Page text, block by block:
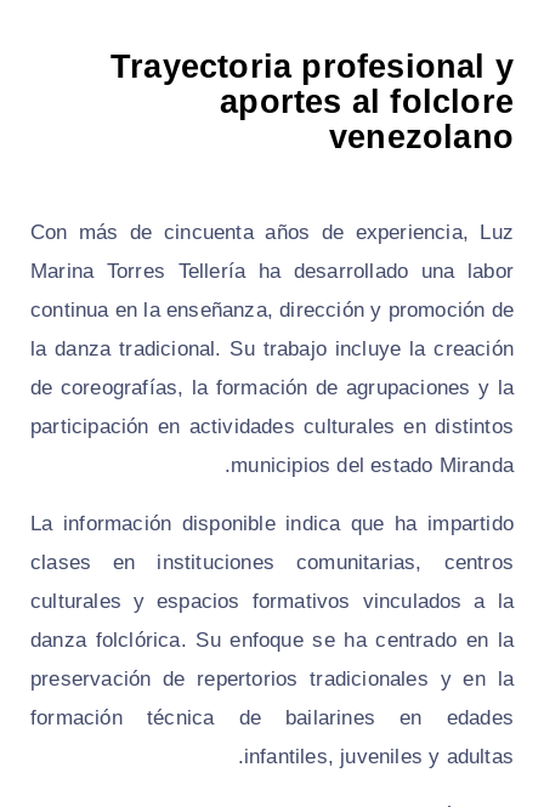
Trayectoria profesional y
aportes al folclore
venezolano
Con más de cincuenta años de experiencia, Luz
Marina Torres Tellería ha desarrollado una labor
continua en la enseñanza, dirección y promoción de
la danza tradicional. Su trabajo incluye la creación
de coreografías, la formación de agrupaciones y la
participación en actividades culturales en distintos
municipios del estado Miranda.
La información disponible indica que ha impartido
clases en instituciones comunitarias, centros
culturales y espacios formativos vinculados a la
danza folclórica. Su enfoque se ha centrado en la
preservación de repertorios tradicionales y en la
formación técnica de bailarines en edades
infantiles, juveniles y adultas.